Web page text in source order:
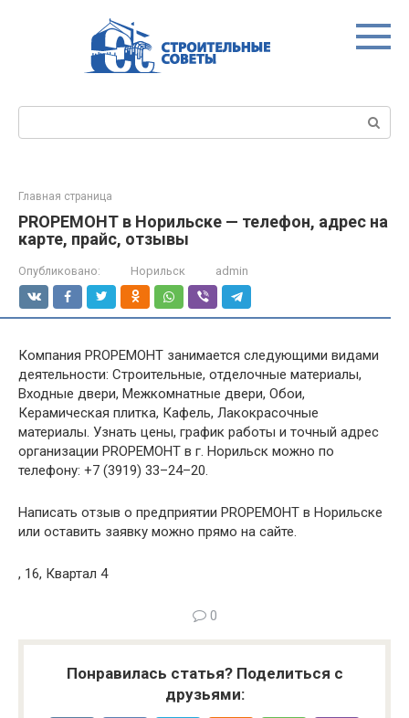
Главная страница
PROРЕМОНТ в Норильске — телефон, адрес на
карте, прайс, отзывы
Опубликовано: Норильск admin
Компания PROРЕМОНТ занимается следующими видами
деятельности: Строительные, отделочные материалы,
Входные двери, Межкомнатные двери, Обои,
Керамическая плитка, Кафель, Лакокрасочные
материалы. Узнать цены, график работы и точный адрес
организации PROРЕМОНТ в г. Норильск можно по
телефону: +7 (3919) 33–24–20.
Написать отзыв о предприятии PROРЕМОНТ в Норильске
или оставить заявку можно прямо на сайте.
, 16, Квартал 4
0
Понравилась статья? Поделиться с
друзьями: